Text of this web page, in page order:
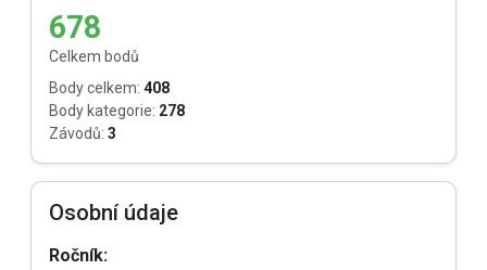
678
Celkem bodů
Body celkem: 408
Body kategorie: 278
Závodů: 3
Osobní údaje
Ročník: